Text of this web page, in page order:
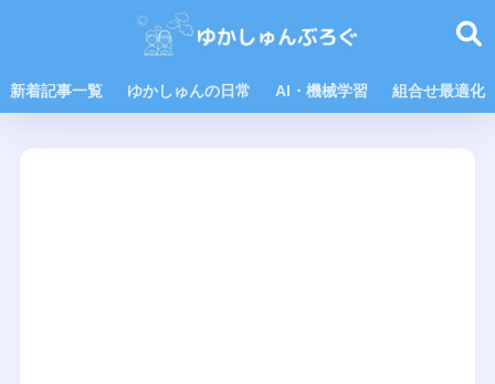
新着記事一覧 ゆかしゅんの日常 AI・機械学習 組合せ最適化